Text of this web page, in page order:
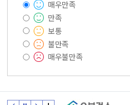
매우만족
만족
보통
불만족
매우불만족